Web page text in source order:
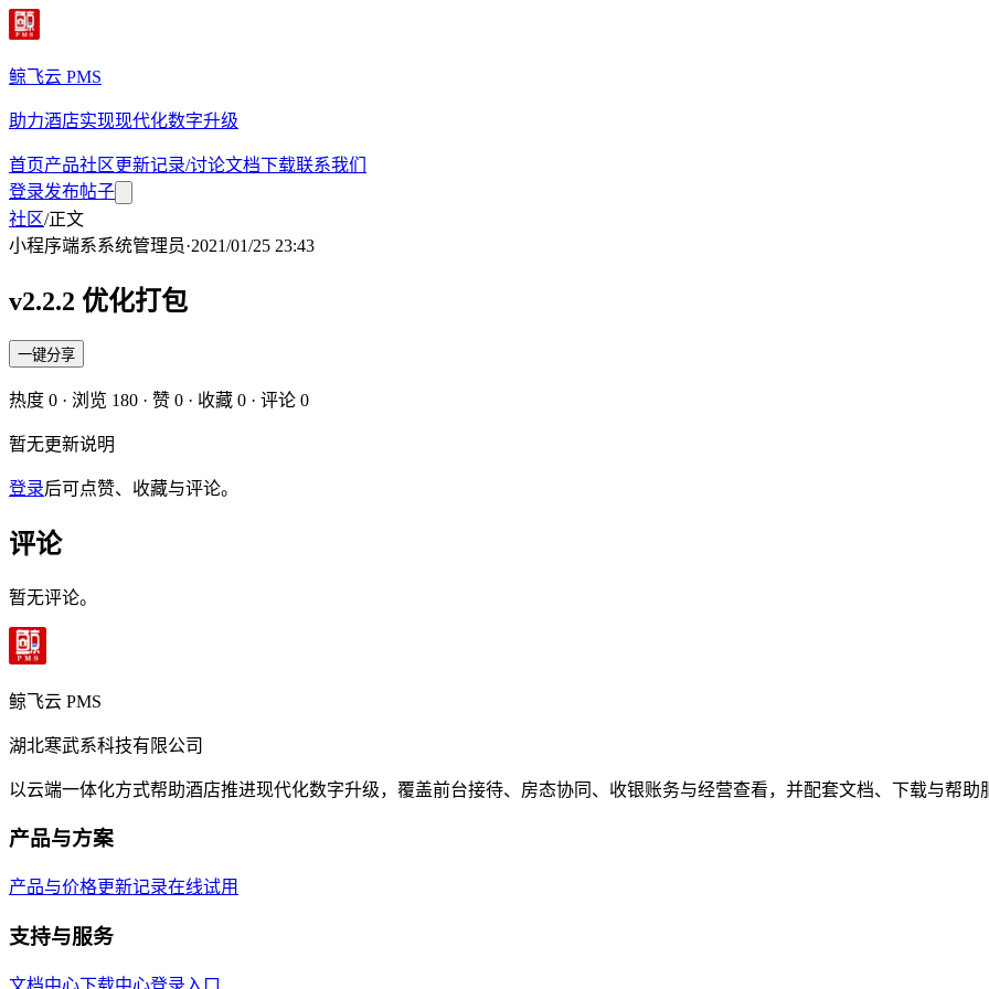
鲸飞云 PMS
助力酒店实现现代化数字升级
首页产品社区更新记录/讨论文档下载联系我们
登录发布帖子
社区/正文
小程序端系系统管理员·2021/01/25 23:43
v2.2.2 优化打包
一键分享
热度 0 · 浏览 180 · 赞 0 · 收藏 0 · 评论 0
暂无更新说明
登录后可点赞、收藏与评论。
评论
暂无评论。
鲸飞云 PMS
湖北寒武系科技有限公司
以云端一体化方式帮助酒店推进现代化数字升级，覆盖前台接待、房态协同、收银账务与经营查看，并配套文档、下载与帮助
产品与方案
产品与价格更新记录在线试用
支持与服务
文档中心下载中心登录入口